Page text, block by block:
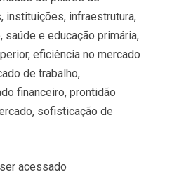
instituições, infraestrutura,
e educação primária,
eficiência no mercado
de trabalho,
financeiro, prontidão
sofisticação de
acessado